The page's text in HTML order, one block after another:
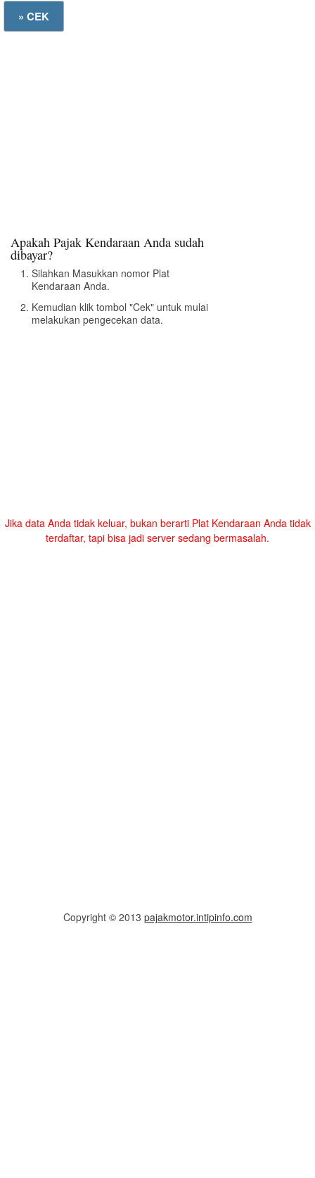
Apakah Pajak Kendaraan Anda sudah
dibayar?
Silahkan Masukkan nomor Plat
Kendaraan Anda.
Kemudian klik tombol "Cek" untuk mulai
melakukan pengecekan data.
Jika data Anda tidak keluar, bukan berarti Plat Kendaraan Anda tidak
terdaftar, tapi bisa jadi server sedang bermasalah.
Copyright © 2013 pajakmotor.intipinfo.com